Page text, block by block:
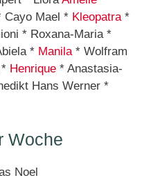
Cayo Mael * Kleopatra *
* Roxana-Maria *
* Manila * Wolfram
Henrique * Anastasia-
Hans Werner *
Woche
Noel